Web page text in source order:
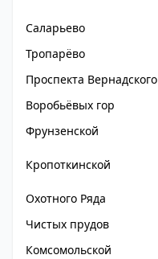
Саларьево
Тропарёво
Проспекта Вернадского
Воробьёвых гор
Фрунзенской
Кропоткинской
Охотного Ряда
Чистых прудов
Комсомольской